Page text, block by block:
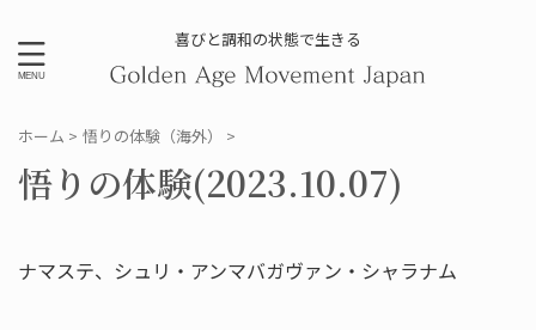
喜びと調和の状態で生きる
ホーム > 悟りの体験（海外） >
悟りの体験(2023.10.07)
ナマステ、シュリ・アンマバガヴァン・シャラナム